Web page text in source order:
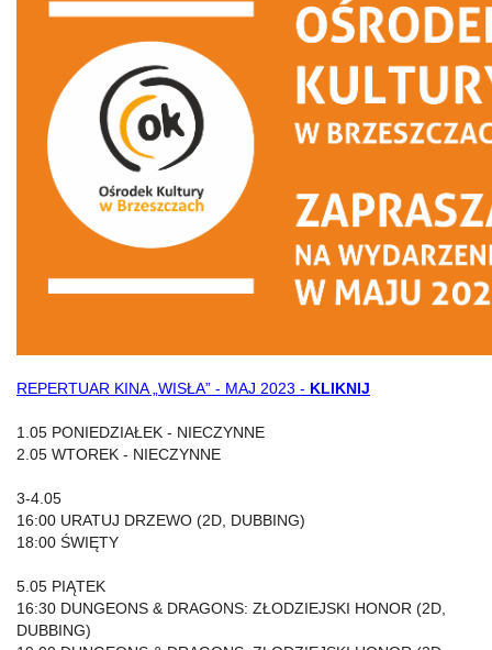
REPERTUAR KINA „WISŁA” - MAJ 2023 - KLIKNIJ
1.05 PONIEDZIAŁEK - NIECZYNNE
2.05 WTOREK - NIECZYNNE
3-4.05
16:00 URATUJ DRZEWO (2D, DUBBING)
18:00 ŚWIĘTY
5.05 PIĄTEK
16:30 DUNGEONS & DRAGONS: ZŁODZIEJSKI HONOR (2D,
DUBBING)